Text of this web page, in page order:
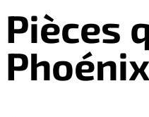
Pièces